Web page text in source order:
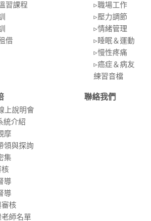
習課程
借
▹職場⼯作
▹壓⼒調節
▹情緒管理
▹睡眠＆運動
▹慢性疼痛
▹癌症＆病友
練習⾳檔
上說明會
統介紹
摩
領與探詢
集
核
導
導
核
師名單
聯絡我們